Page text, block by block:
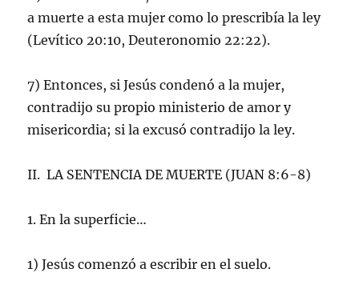
a muerte a esta mujer como lo prescribía la ley
(Levítico 20:10, Deuteronomio 22:22).
7) Entonces, si Jesús condenó a la mujer,
contradijo su propio ministerio de amor y
misericordia; si la excusó contradijo la ley.
II. LA SENTENCIA DE MUERTE (JUAN 8:6-8)
1. En la superficie…
1) Jesús comenzó a escribir en el suelo.